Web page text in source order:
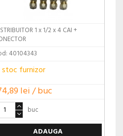
1 x 1/2 x 4 CAI +
40104343
stoc furnizor
lei / buc
buc
ADAUGA